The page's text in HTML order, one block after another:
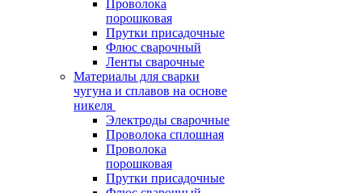
Проволока
порошковая
Прутки присадочные
Флюс сварочный
Ленты сварочные
Материалы для сварки
чугуна и сплавов на основе
никеля
Электроды сварочные
Проволока сплошная
Проволока
порошковая
Прутки присадочные